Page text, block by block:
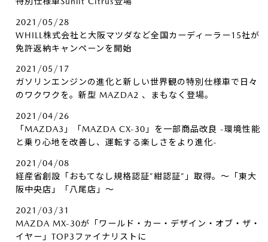
2021/05/28
WHILL株式会社と大阪マツダなど全国カーディーラー15社が
免許返納キャンペーンを開始
2021/05/17
ガソリンエンジンの進化と新しい世界観の特別仕様車で日々
のワクワクを。新型 MAZDA2 、まもなく登場。
2021/04/26
「MAZDA3」「MAZDA CX-30」を一部商品改良 -環境性能
と乗り心地を改善し、運転する楽しさをより進化-
2021/04/08
経産省創設「おもてなし規格認証”紺認証”」取得。～「東大
阪中央店」「八尾店」～
2021/03/31
MAZDA MX-30が「ワールド・カー・デザイン・オブ・ザ・
イヤー」TOP3ファイナリストに